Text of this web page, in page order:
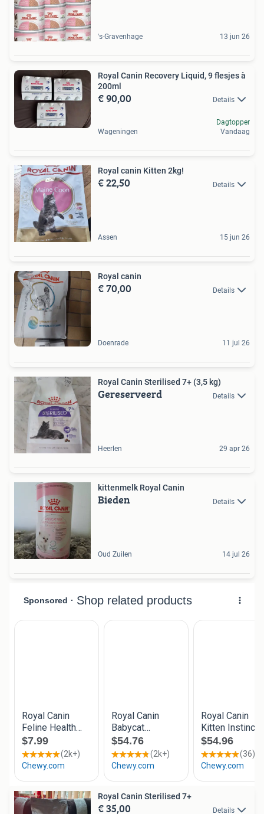
's-Gravenhage 13 jun 26
Royal Canin Recovery Liquid, 9 flesjes à
200ml
€ 90,00 Details
Wageningen
Dagtopper
Vandaag
Royal canin Kitten 2kg!
€ 22,50 Details
Assen 15 jun 26
Royal canin
€ 70,00 Details
Doenrade 11 jul 26
Royal Canin Sterilised 7+ (3,5 kg)
Gereserveerd Details
Heerlen 29 apr 26
kittenmelk Royal Canin
Bieden Details
Oud Zuilen 14 jul 26
Royal Canin Sterilised 7+
€ 35,00 Details